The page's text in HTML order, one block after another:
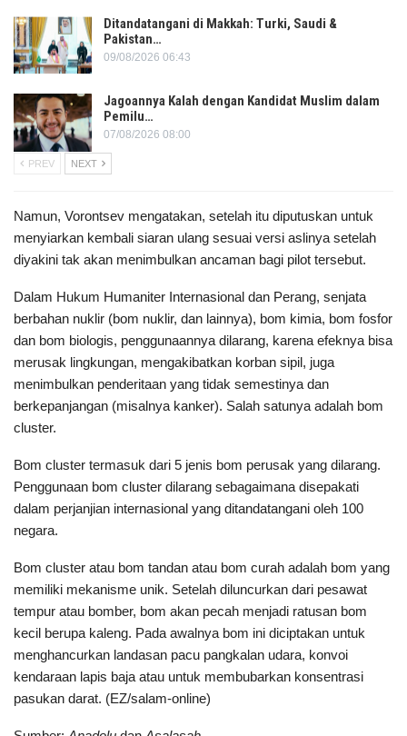
Ditandatangani di Makkah: Turki, Saudi &
Pakistan…
09/08/2026 06:43
Jagoannya Kalah dengan Kandidat Muslim dalam
Pemilu…
07/08/2026 08:00
PREV NEXT
Namun, Vorontsev mengatakan, setelah itu diputuskan untuk
menyiarkan kembali siaran ulang sesuai versi aslinya setelah
diyakini tak akan menimbulkan ancaman bagi pilot tersebut.
Dalam Hukum Humaniter Internasional dan Perang, senjata
berbahan nuklir (bom nuklir, dan lainnya), bom kimia, bom fosfor
dan bom biologis, penggunaannya dilarang, karena efeknya bisa
merusak lingkungan, mengakibatkan korban sipil, juga
menimbulkan penderitaan yang tidak semestinya dan
berkepanjangan (misalnya kanker). Salah satunya adalah bom
cluster.
Bom cluster termasuk dari 5 jenis bom perusak yang dilarang.
Penggunaan bom cluster dilarang sebagaimana disepakati
dalam perjanjian internasional yang ditandatangani oleh 100
negara.
Bom cluster atau bom tandan atau bom curah adalah bom yang
memiliki mekanisme unik. Setelah diluncurkan dari pesawat
tempur atau bomber, bom akan pecah menjadi ratusan bom
kecil berupa kaleng. Pada awalnya bom ini diciptakan untuk
menghancurkan landasan pacu pangkalan udara, konvoi
kendaraan lapis baja atau untuk membubarkan konsentrasi
pasukan darat. (EZ/salam-online)